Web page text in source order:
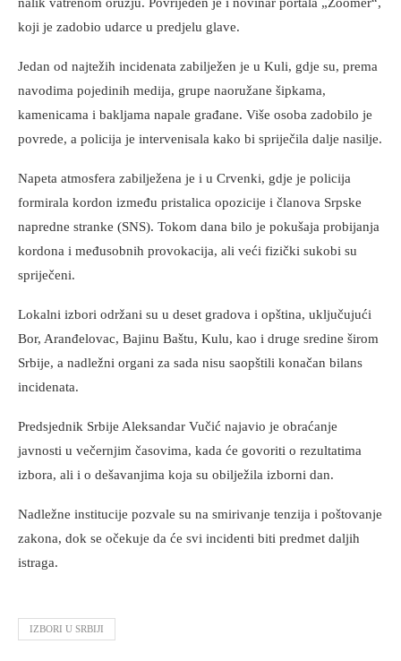
nalik vatrenom oružju. Povrijeđen je i novinar portala „Zoomer“,
koji je zadobio udarce u predjelu glave.
Jedan od najtežih incidenata zabilježen je u Kuli, gdje su, prema
navodima pojedinih medija, grupe naoružane šipkama,
kamenicama i bakljama napale građane. Više osoba zadobilo je
povrede, a policija je intervenisala kako bi spriječila dalje nasilje.
Napeta atmosfera zabilježena je i u Crvenki, gdje je policija
formirala kordon između pristalica opozicije i članova Srpske
napredne stranke (SNS). Tokom dana bilo je pokušaja probijanja
kordona i međusobnih provokacija, ali veći fizički sukobi su
spriječeni.
Lokalni izbori održani su u deset gradova i opština, uključujući
Bor, Aranđelovac, Bajinu Baštu, Kulu, kao i druge sredine širom
Srbije, a nadležni organi za sada nisu saopštili konačan bilans
incidenata.
Predsjednik Srbije Aleksandar Vučić najavio je obraćanje
javnosti u večernjim časovima, kada će govoriti o rezultatima
izbora, ali i o dešavanjima koja su obilježila izborni dan.
Nadležne institucije pozvale su na smirivanje tenzija i poštovanje
zakona, dok se očekuje da će svi incidenti biti predmet daljih
istraga.
IZBORI U SRBIJI